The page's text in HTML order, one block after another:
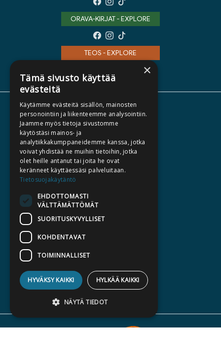
ORAVA-KIRJAT - EXPLORE
TEOS - EXPLORE
ABOUT US
AUTHORS
CATALOGUES
WHAT'S NEW
COMMISSIONED BOOKS
BILLING ADDRESS
PRE-ORDERS
GIFT CARD
×
Tämä sivusto käyttää
evästeitä
Käytämme evästeitä sisällön, mainosten
personointiin ja liikenteemme analysointiin.
Jaamme myös tietoja sivustomme
käytöstäsi mainos- ja
analytiikkakumppaneidemme kanssa, jotka
voivat yhdistää ne muihin tietoihin, jotka
olet heille antanut tai joita he ovat
keränneet käyttäessäsi palveluitaan.
Tietosuojakäytäntö
EHDOTTOMASTI
VÄLTTÄMÄTTÖMÄT
SUORITUSKYVYLLISET
KOHDENTAVAT
TOIMINNALLISET
HYVÄKSY KAIKKI HYLKÄÄ KAIKKI
NÄYTÄ TIEDOT